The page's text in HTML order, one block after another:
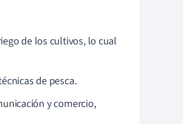
de los cultivos, lo cual
de pesca.
y comercio,